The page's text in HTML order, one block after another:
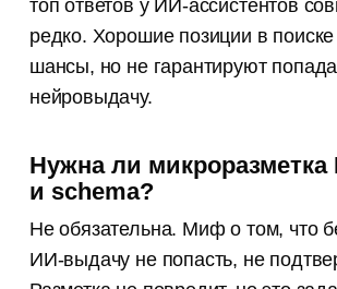
топ ответов у ИИ-ассистентов
редко. Хорошие позиции в
шансы, но не гарантируют
нейровыдачу.
Нужна ли микроразметка
и schema?
Не обязательна. Миф о том, что
ИИ-выдачу не попасть, не